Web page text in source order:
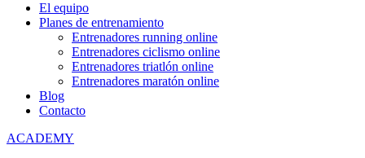
El equipo
Planes de entrenamiento
Entrenadores running online
Entrenadores ciclismo online
Entrenadores triatlón online
Entrenadores maratón online
Blog
Contacto
ACADEMY